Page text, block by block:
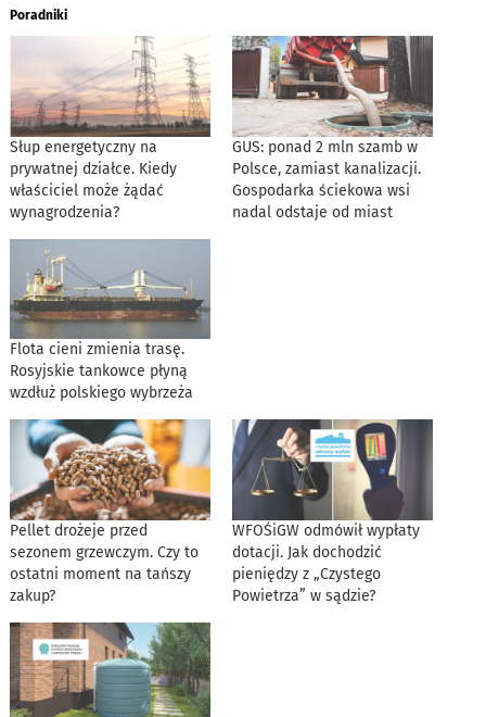
Poradniki
Słup energetyczny na
prywatnej działce. Kiedy
właściciel może żądać
wynagrodzenia?
GUS: ponad 2 mln szamb w
Polsce, zamiast kanalizacji.
Gospodarka ściekowa wsi
nadal odstaje od miast
Flota cieni zmienia trasę.
Rosyjskie tankowce płyną
wzdłuż polskiego wybrzeża
Pellet drożeje przed
sezonem grzewczym. Czy to
ostatni moment na tańszy
zakup?
WFOŚiGW odmówił wypłaty
dotacji. Jak dochodzić
pieniędzy z „Czystego
Powietrza” w sądzie?